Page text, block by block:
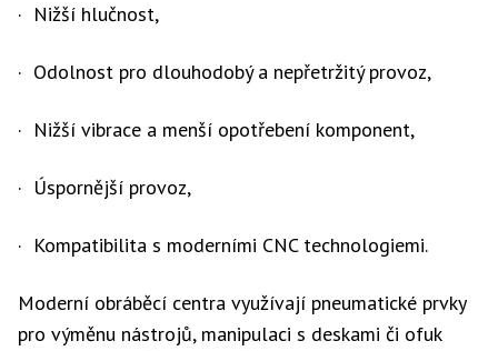
· Nižší hlučnost,
· Odolnost pro dlouhodobý a nepřetržitý provoz,
· Nižší vibrace a menší opotřebení komponent,
· Úspornější provoz,
· Kompatibilita s moderními CNC technologiemi.
Moderní obráběcí centra využívají pneumatické prvky
pro výměnu nástrojů, manipulaci s deskami či ofuk